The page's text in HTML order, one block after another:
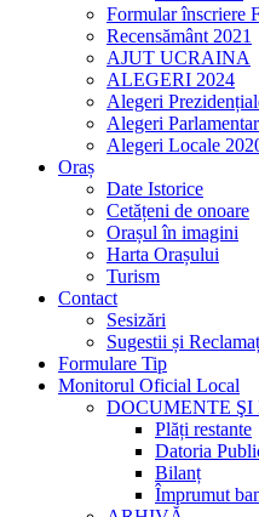
Formular înscriere
Recensământ 2021
AJUT UCRAINA
ALEGERI 2024
Alegeri
Alegeri
Alegeri Locale
Oraș
Date Istorice
Cetățeni de onoare
Orașul în imagini
Harta Orașului
Turism
Contact
Sesizări
Sugestii și
Formulare Tip
Monitorul Oficial Local
DOCUMENTE
Plăți restante
Datoria
Bilanț
Împrumut